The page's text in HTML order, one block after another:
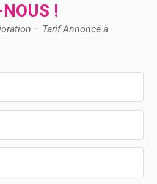
!
– Tarif Annoncé à